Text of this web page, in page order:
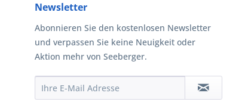
Newsletter
Abonnieren Sie den kostenlosen Newsletter
und verpassen Sie keine Neuigkeit oder
Aktion mehr von Seeberger.